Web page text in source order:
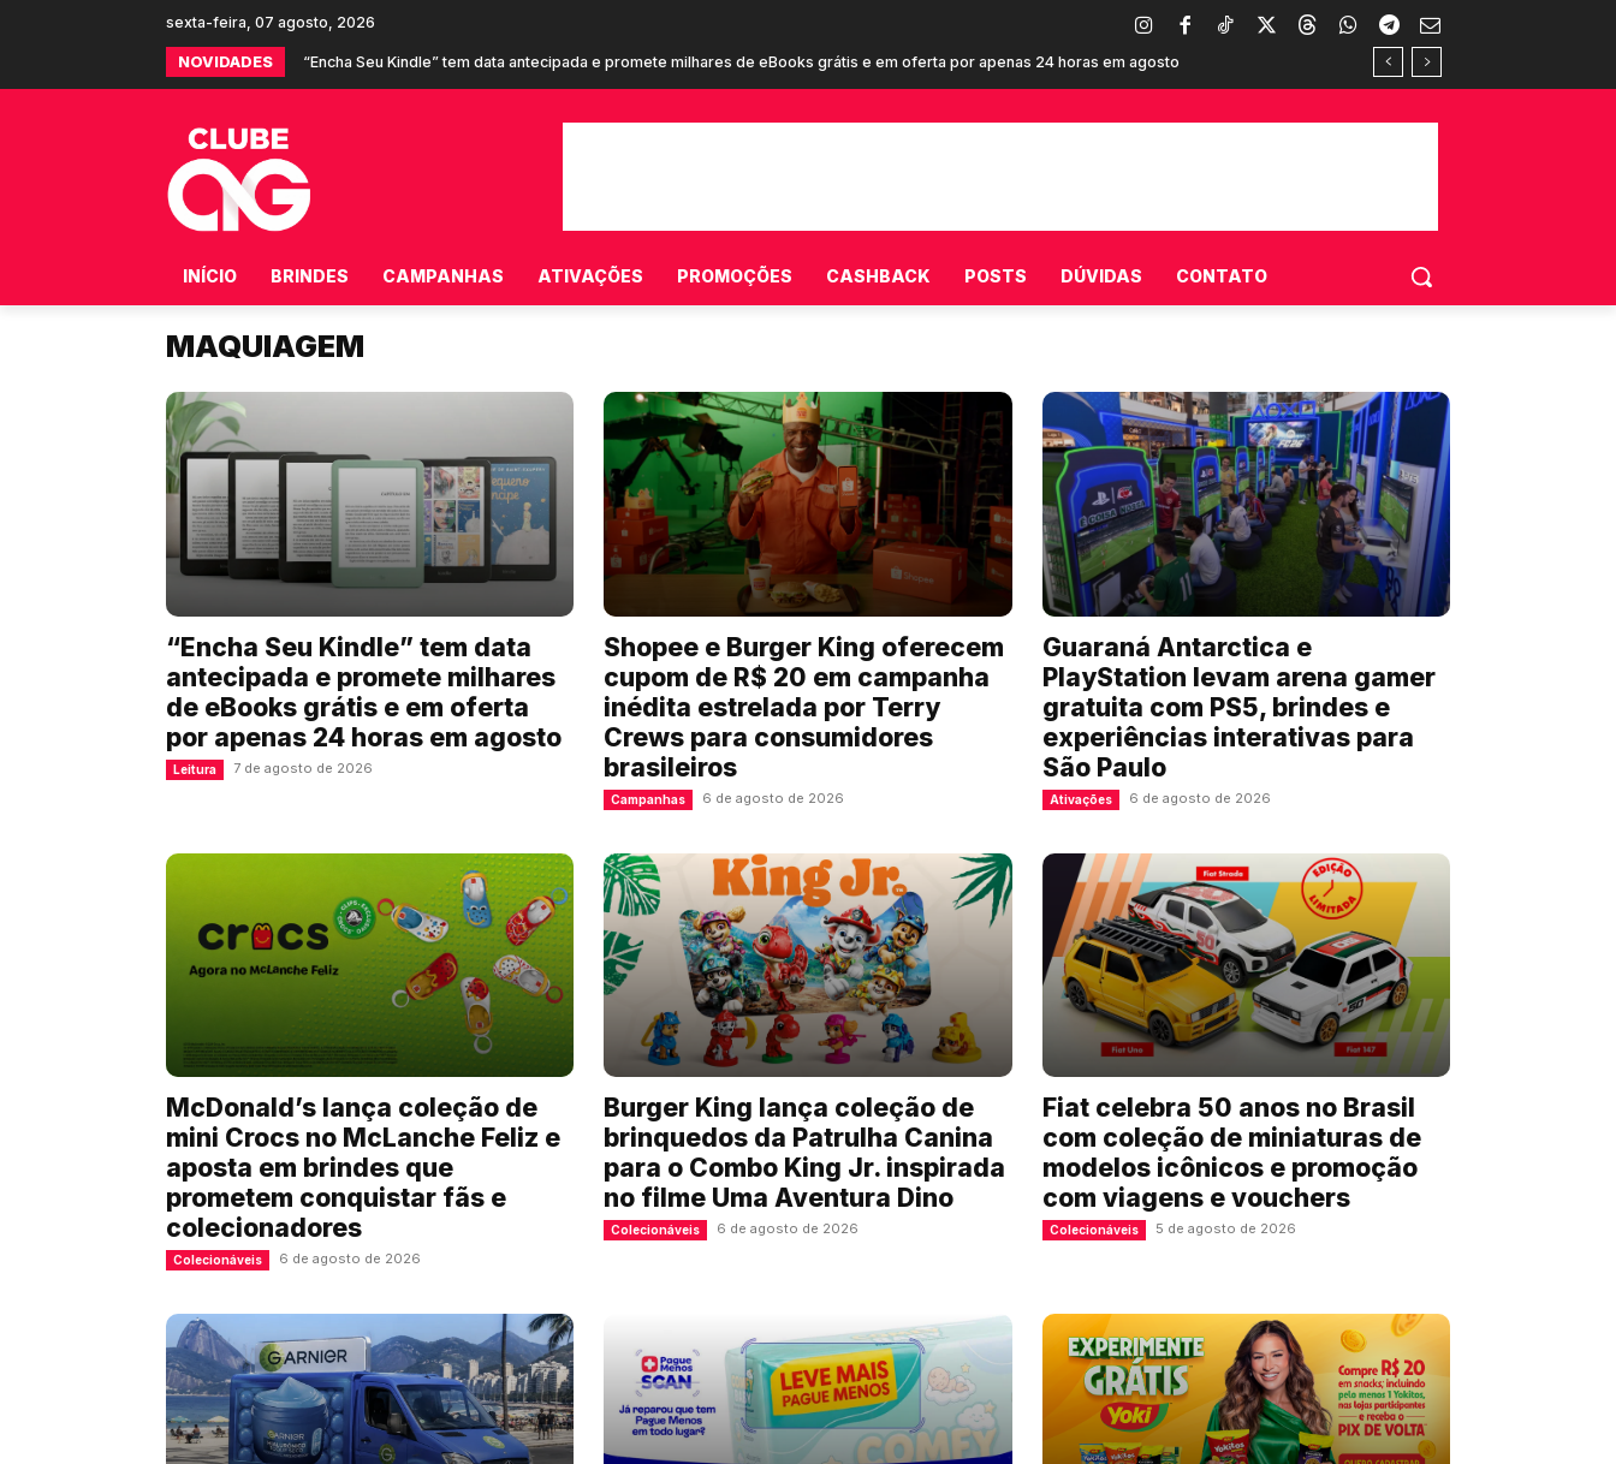
sexta-feira, 07 agosto, 2026
NOVIDADES Shopee e Burger King oferecem cupom de R$ 20 em campanha inédita estrelada por Terry Crews para consumidores brasileiros
INÍCIO BRINDES CAMPANHAS ATIVAÇÕES PROMOÇÕES CASHBACK POSTS DÚVIDAS CONTATO
MAQUIAGEM
“Encha Seu Kindle” tem data
antecipada e promete milhares
de eBooks grátis e em oferta
por apenas 24 horas em agosto
Leitura 7 de agosto de 2026
Shopee e Burger King oferecem
cupom de R$ 20 em campanha
inédita estrelada por Terry
Crews para consumidores
brasileiros
Campanhas 6 de agosto de 2026
Guaraná Antarctica e
PlayStation levam arena gamer
gratuita com PS5, brindes e
experiências interativas para
São Paulo
Ativações 6 de agosto de 2026
McDonald’s lança coleção de
mini Crocs no McLanche Feliz e
aposta em brindes que
prometem conquistar fãs e
colecionadores
Colecionáveis 6 de agosto de 2026
Burger King lança coleção de
brinquedos da Patrulha Canina
para o Combo King Jr. inspirada
no filme Uma Aventura Dino
Colecionáveis 6 de agosto de 2026
Fiat celebra 50 anos no Brasil
com coleção de miniaturas de
modelos icônicos e promoção
com viagens e vouchers
Colecionáveis 5 de agosto de 2026